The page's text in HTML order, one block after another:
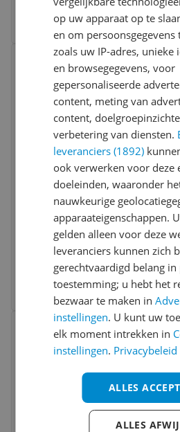
2 prijzen
Ga naar
Vergelijken
8.3
JUL 2022
Remington HC550
trimapparaat
8.3
Diersoort:
Type product:
v.a. €
5 prijzen
Ga naar
Bekijk product
Vergelijken
Bekijk product
op uw apparaat op te
en om persoonsgegevens
zoals uw IP-adres, unieke
en browsegegevens, voor
gepersonaliseerde
content, meting van
content,
verbetering van diensten.
leveranciers (1892)
ook verwerken voor deze
doeleinden, waaronder
nauwkeurige
apparaateigenschappen.
gelden alleen voor deze
leveranciers kunnen zich
gerechtvaardigd belang in
toestemming; u hebt het
bezwaar te maken in
instellingen. U kunt uw
elk moment intrekken in
instellingen. Privacybeleid
ALLES
ALLES